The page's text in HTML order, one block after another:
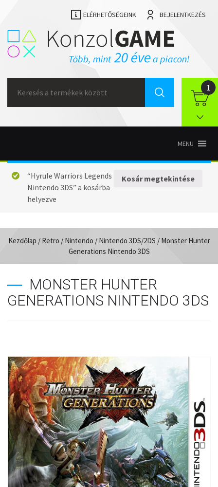
ELÉRHETŐSÉGEINK BEJELENTKEZÉS
for:
1
MENU
Kosár megtekintése
“Hyrule Warriors Legends
Nintendo 3DS” a kosárba
helyezve
Kezdőlap / Retro / Nintendo / Nintendo 3DS/2DS / Monster Hunter
Generations Nintendo 3DS
MONSTER HUNTER
GENERATIONS NINTENDO 3DS